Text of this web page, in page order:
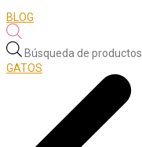
BLOG
Búsqueda de productos
GATOS